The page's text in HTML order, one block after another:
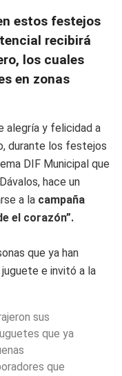
estos festejos
recibirá
los cuales
en zonas
alegría y felicidad a
durante los festejos
DIF Municipal que
hace un
a la campaña
el corazón”.
que ya han
e invitó a la
sus
que ya
que